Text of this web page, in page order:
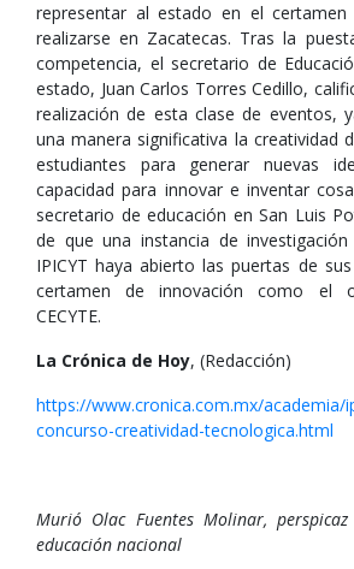
representar al estado en el
realizarse en Zacatecas. Tras la
competencia, el secretario de
estado, Juan Carlos Torres Cedillo,
realización de esta clase de eventos,
una manera significativa la creatividad
estudiantes para generar nuevas
capacidad para innovar e inventar
secretario de educación en San Luis
de que una instancia de
IPICYT haya abierto las puertas de
certamen de innovación como el
CECYTE.
La Crónica de Hoy, (Redacción)
https://www.cronica.com.mx/academia/
concurso-creatividad-tecnologica.html
Murió Olac Fuentes Molinar,
educación nacional